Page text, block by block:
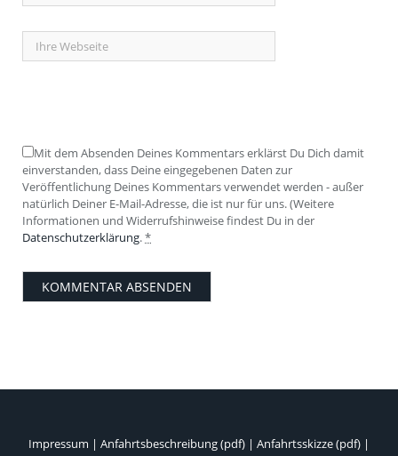
Mit dem Absenden Deines Kommentars erklärst Du Dich damit
einverstanden, dass Deine eingegebenen Daten zur
Veröffentlichung Deines Kommentars verwendet werden - außer
natürlich Deiner E-Mail-Adresse, die ist nur für uns. (Weitere
Informationen und Widerrufshinweise findest Du in der
Datenschutzerklärung.*
Impressum | Anfahrtsbeschreibung (pdf) | Anfahrtsskizze (pdf) |